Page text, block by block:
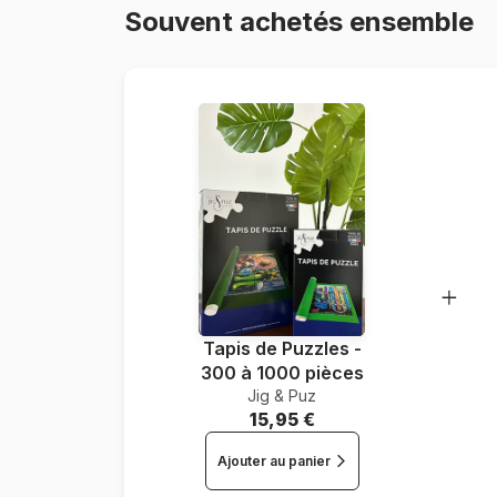
Souvent achetés ensemble
Tapis de Puzzles -
300 à 1000 pièces
Jig & Puz
15,95 €
Ajouter au panier